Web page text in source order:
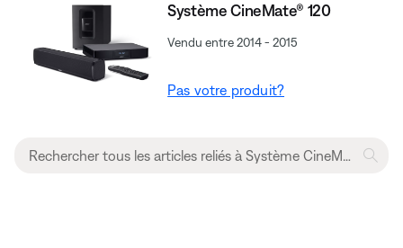
Système CineMate® 120
Vendu entre 2014 - 2015
Pas votre produit?